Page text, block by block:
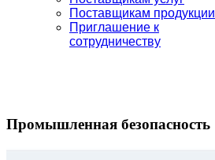
Поставщикам продукции
Приглашение к
сотрудничеству
Промышленная безопасность